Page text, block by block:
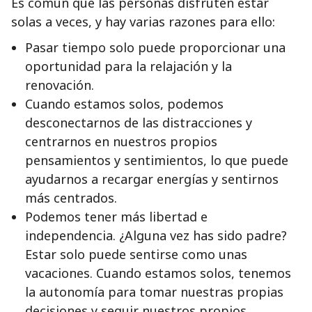
solas a veces, y hay varias razones para ello:
Pasar tiempo solo puede proporcionar una
oportunidad para la relajación y la
renovación.
Cuando estamos solos, podemos
desconectarnos de las distracciones y
centrarnos en nuestros propios
pensamientos y sentimientos, lo que puede
ayudarnos a recargar energías y sentirnos
más centrados.
Podemos tener más libertad e
independencia. ¿Alguna vez has sido padre?
Estar solo puede sentirse como unas
vacaciones. Cuando estamos solos, tenemos
la autonomía para tomar nuestras propias